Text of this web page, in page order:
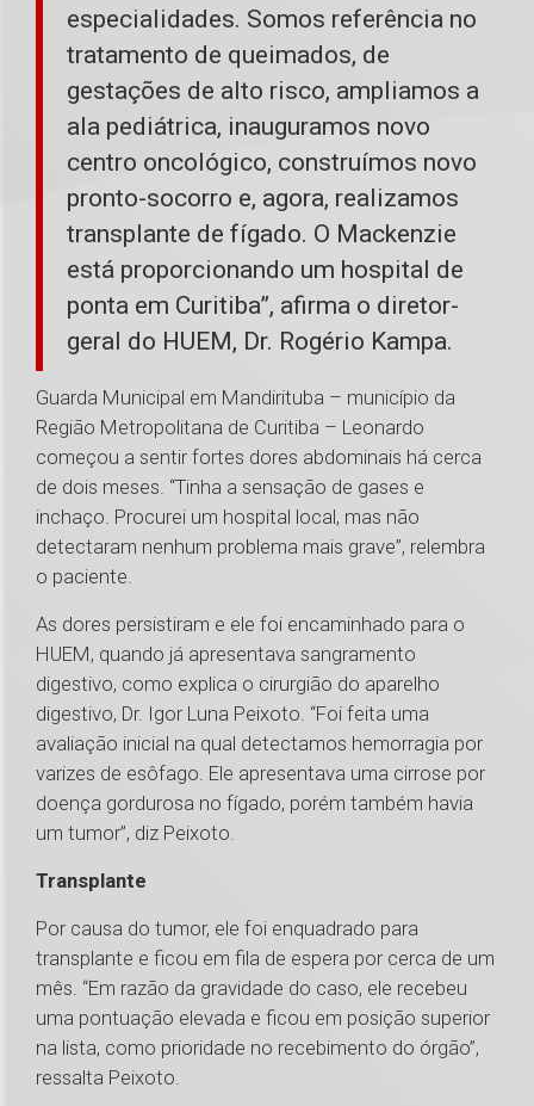
especialidades. Somos referência no
tratamento de queimados, de
gestações de alto risco, ampliamos a
ala pediátrica, inauguramos novo
centro oncológico, construímos novo
pronto-socorro e, agora, realizamos
transplante de fígado. O Mackenzie
está proporcionando um hospital de
ponta em Curitiba”, afirma o diretor-
geral do HUEM, Dr. Rogério Kampa.
Guarda Municipal em Mandirituba – município da
Região Metropolitana de Curitiba – Leonardo
começou a sentir fortes dores abdominais há cerca
de dois meses. “Tinha a sensação de gases e
inchaço. Procurei um hospital local, mas não
detectaram nenhum problema mais grave”, relembra
o paciente.
As dores persistiram e ele foi encaminhado para o
HUEM, quando já apresentava sangramento
digestivo, como explica o cirurgião do aparelho
digestivo, Dr. Igor Luna Peixoto. “Foi feita uma
avaliação inicial na qual detectamos hemorragia por
varizes de esôfago. Ele apresentava uma cirrose por
doença gordurosa no fígado, porém também havia
um tumor”, diz Peixoto.
Transplante
Por causa do tumor, ele foi enquadrado para
transplante e ficou em fila de espera por cerca de um
mês. “Em razão da gravidade do caso, ele recebeu
uma pontuação elevada e ficou em posição superior
na lista, como prioridade no recebimento do órgão”,
ressalta Peixoto.